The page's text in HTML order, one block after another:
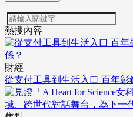
熱搜內容
財經
從支付工具到生活入口 百年彰